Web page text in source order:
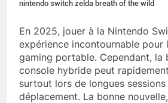
nintendo switch zelda breath of the wild
En 2025, jouer à la Nintendo
expérience incontournable pour
gaming portable. Cependant, la
console hybride peut
surtout lors de longues sessions
déplacement. La bonne nouvelle,